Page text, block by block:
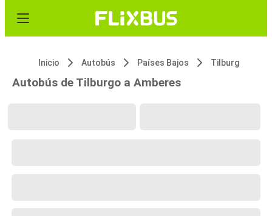
Inicio Autobús Países Bajos Tilburg
Autobús de Tilburgo a Amberes